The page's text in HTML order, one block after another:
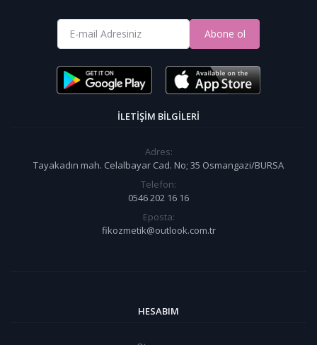
Abone ol
İLETIŞIM BILGILERI
Adres:
Tayakadın mah. Celalbayar Cad. No; 35 Osmangazi/BURSA
Telefon:
0546 202 16 16
Eposta:
fikozmetik@outlook.com.tr
HESABIM